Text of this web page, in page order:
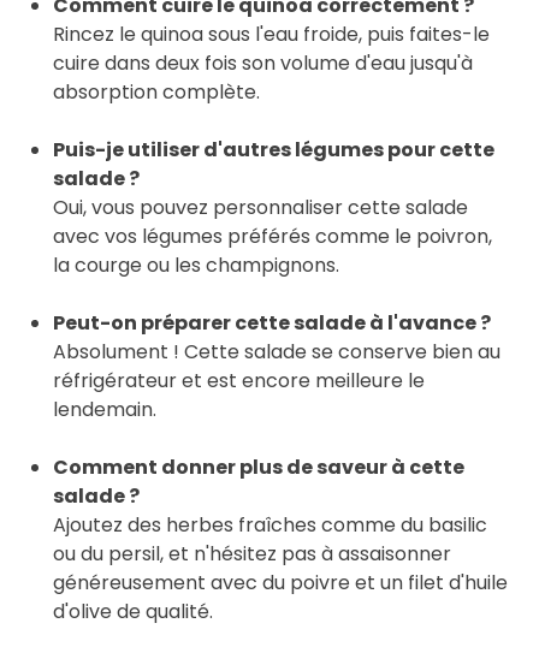
Comment cuire le quinoa correctement ?
Rincez le quinoa sous l'eau froide, puis faites-le
cuire dans deux fois son volume d'eau jusqu'à
absorption complète.
Puis-je utiliser d'autres légumes pour cette
salade ?
Oui, vous pouvez personnaliser cette salade
avec vos légumes préférés comme le poivron,
la courge ou les champignons.
Peut-on préparer cette salade à l'avance ?
Absolument ! Cette salade se conserve bien au
réfrigérateur et est encore meilleure le
lendemain.
Comment donner plus de saveur à cette
salade ?
Ajoutez des herbes fraîches comme du basilic
ou du persil, et n'hésitez pas à assaisonner
généreusement avec du poivre et un filet d'huile
d'olive de qualité.